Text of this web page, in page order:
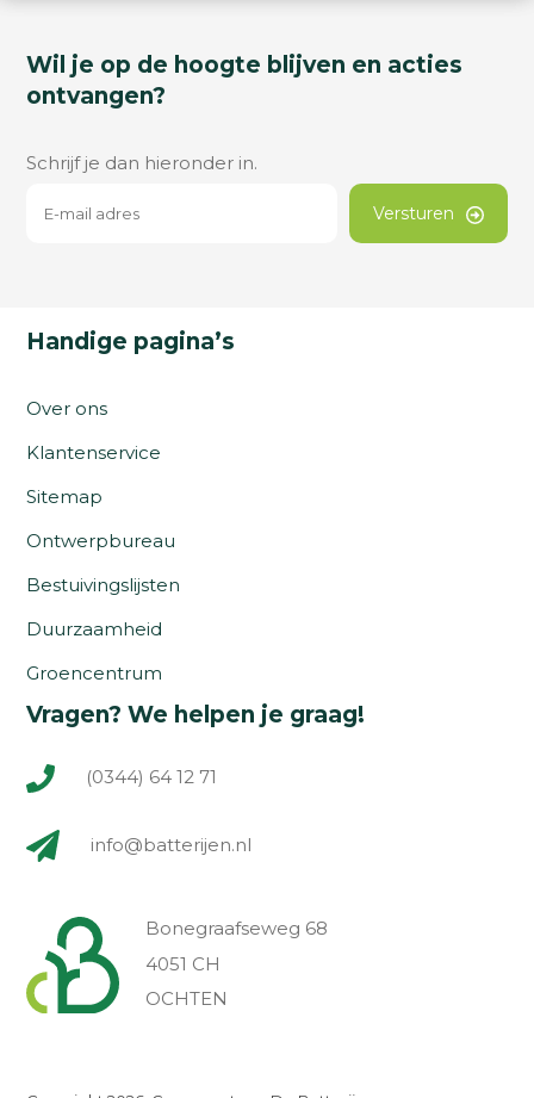
Wil je op de hoogte blijven en acties
ontvangen?
Schrijf je dan hieronder in.
Versturen
Handige pagina’s
Over ons
Klantenservice
Sitemap
Ontwerpbureau
Bestuivingslijsten
Duurzaamheid
Groencentrum
Vragen? We helpen je graag!
(0344) 64 12 71
info@batterijen.nl
Bonegraafseweg 68
4051 CH
OCHTEN